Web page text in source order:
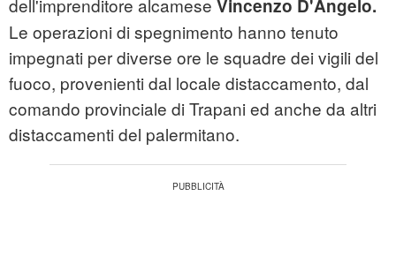
dell'imprenditore alcamese Vincenzo D'Angelo.
Le operazioni di spegnimento hanno tenuto
impegnati per diverse ore le squadre dei vigili del
fuoco, provenienti dal locale distaccamento, dal
comando provinciale di Trapani ed anche da altri
distaccamenti del palermitano.